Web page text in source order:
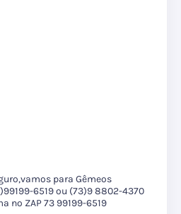
para Gêmeos
)99199-6519 ou (73)9 8802-4370
no ZAP 73 99199-6519